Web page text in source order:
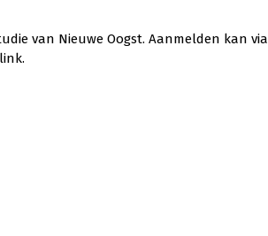
van Nieuwe Oogst. Aanmelden kan via